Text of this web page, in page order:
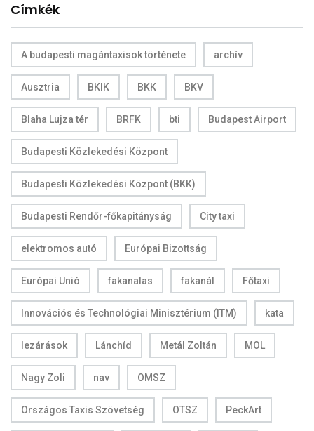
Címkék
A budapesti magántaxisok története archív
Ausztria BKIK BKK BKV
Blaha Lujza tér BRFK bti Budapest Airport
Budapesti Közlekedési Központ
Budapesti Közlekedési Központ (BKK)
Budapesti Rendőr-főkapitányság City taxi
elektromos autó Európai Bizottság
Európai Unió fakanalas fakanál Főtaxi
Innovációs és Technológiai Minisztérium (ITM) kata
lezárások Lánchíd Metál Zoltán MOL
Nagy Zoli nav OMSZ
Országos Taxis Szövetség OTSZ PeckArt